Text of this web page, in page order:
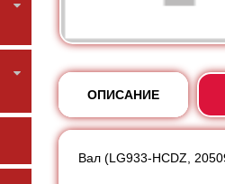
ОПИСАНИЕ
Вал (LG933-HCDZ,